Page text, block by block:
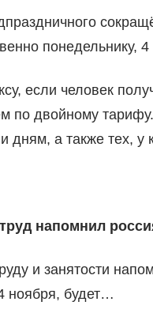
если человек
по двойному
дням, а также тех, у
напомнил
и занятости
ноября, будет…